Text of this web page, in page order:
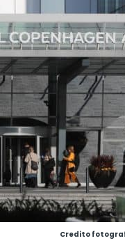
Credito